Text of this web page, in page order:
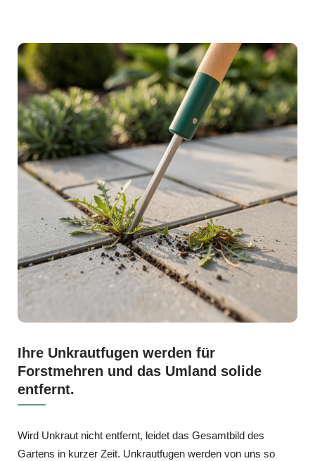
Ihre Unkrautfugen werden für
Forstmehren und das Umland solide
entfernt.
Wird Unkraut nicht entfernt, leidet das Gesamtbild des
Gartens in kurzer Zeit. Unkrautfugen werden von uns so